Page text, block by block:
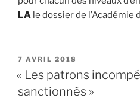
LA le dossier de l’Académie
PUBLIÉ
LE
7 AVRIL 2018
« Les patrons
sanctionnés »